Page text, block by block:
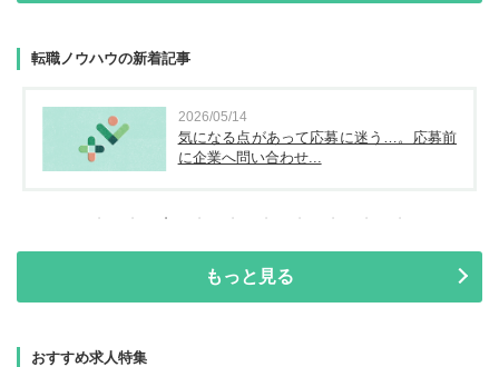
転職ノウハウの新着記事
2026/05/14
気になる点があって応募に迷う…。応募前
に企業へ問い合わせ...
もっと見る
おすすめ求人特集